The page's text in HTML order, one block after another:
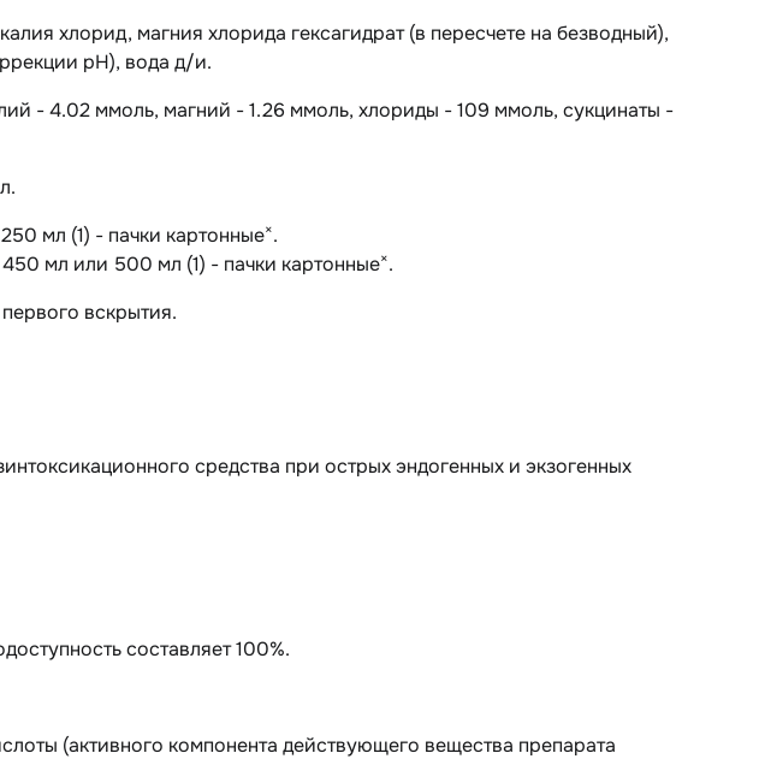
хлорид, магния хлорида гексагидрат (в пересчете на безводный),
pH), вода д/и.
- 4.02 ммоль, магний - 1.26 ммоль, хлориды - 109 ммоль, сукцинаты -
мл (1) - пачки картонные×.
мл или 500 мл (1) - пачки картонные×.
вскрытия.
средства при острых эндогенных и экзогенных
составляет 100%.
(активного компонента действующего вещества препарата